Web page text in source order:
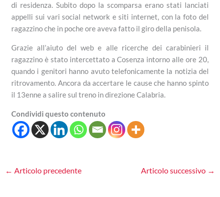
di residenza. Subito dopo la scomparsa erano stati lanciati
appelli sui vari social network e siti internet, con la foto del
ragazzino che in poche ore aveva fatto il giro della penisola.
Grazie all’aiuto del web e alle ricerche dei carabinieri il
ragazzino è stato intercettato a Cosenza intorno alle ore 20,
quando i genitori hanno avuto telefonicamente la notizia del
ritrovamento. Ancora da accertare le cause che hanno spinto
il 13enne a salire sul treno in direzione Calabria.
Condividi questo contenuto
← Articolo precedente Articolo successivo →